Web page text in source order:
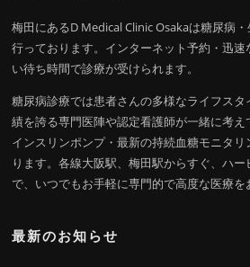
梅田にあるD Medical Clinic Osakaは糖尿病
行っております。インターネット予約・迅
い待ち時間で診療が受けられます。
糖尿病診療では患者さんの多様なライフス
績を誇る専門医陣や認定看護師が一緒に考
インスリンポンプ・最新の持続血糖モニタ
ります。各線大阪駅、梅田駅からすぐ、ハー
で、いつでもお手軽に専門的で高度な医療を
最新のお知らせ